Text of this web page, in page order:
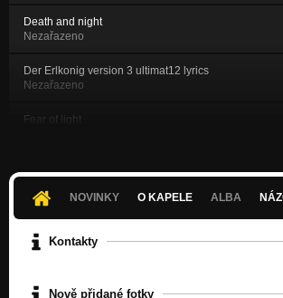
Death and night
Nezařazeno
Der Erlkonig version 3 ultimat12 lyrics
Nezařazeno
Fear of light
Head on the road
Nezařazeno
NOVINKY O KAPELE ALBA
Kontakty
Nově přidané fotky